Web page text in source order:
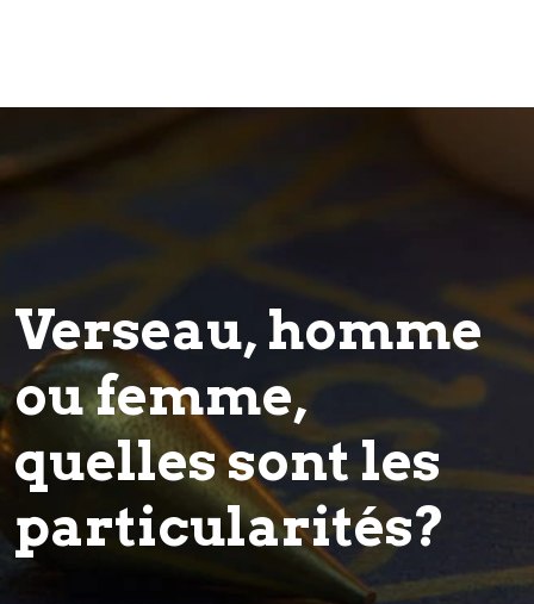
Verseau, homme
ou femme,
quelles sont les
particularités?